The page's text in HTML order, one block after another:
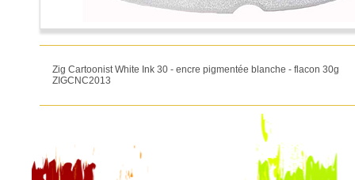
Zig Cartoonist White Ink 30 - encre pigmentée blanche - flacon 30g
ZIGCNC2013